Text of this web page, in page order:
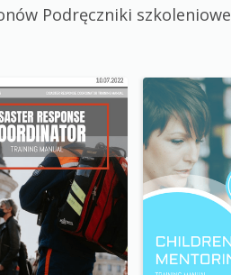
Podręczniki szkoleniowe